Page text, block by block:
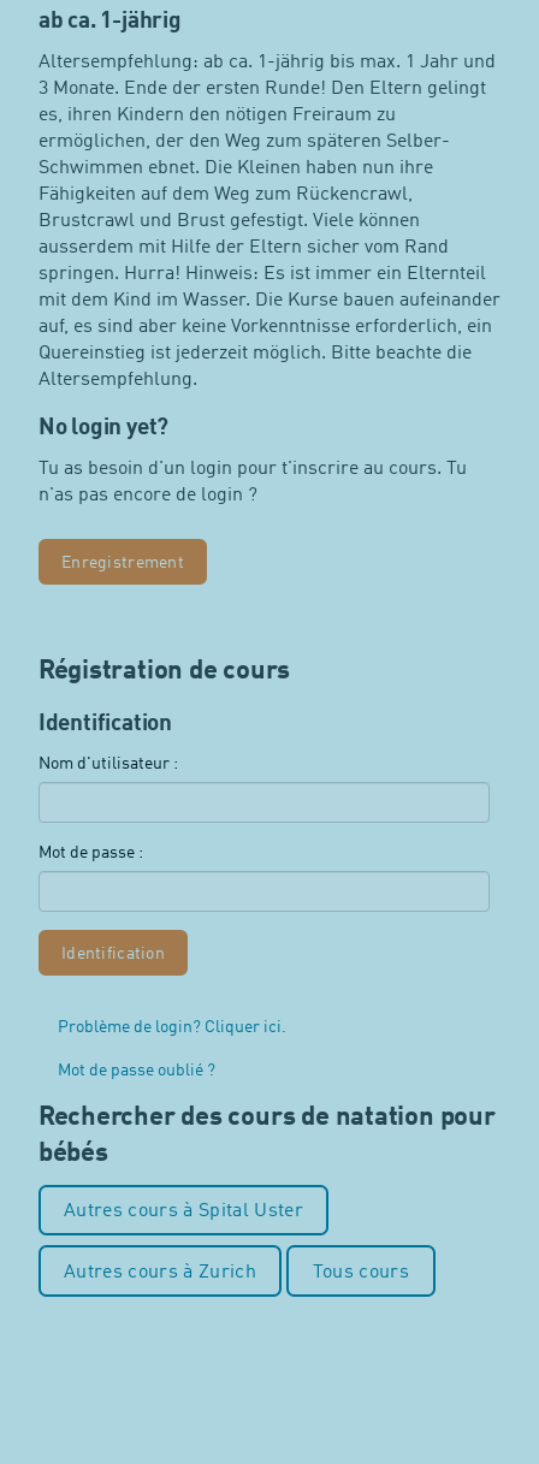
ab ca. 1-jährig
Altersempfehlung: ab ca. 1-jährig bis max. 1 Jahr und
3 Monate. Ende der ersten Runde! Den Eltern gelingt
es, ihren Kindern den nötigen Freiraum zu
ermöglichen, der den Weg zum späteren Selber-
Schwimmen ebnet. Die Kleinen haben nun ihre
Fähigkeiten auf dem Weg zum Rückencrawl,
Brustcrawl und Brust gefestigt. Viele können
ausserdem mit Hilfe der Eltern sicher vom Rand
springen. Hurra! Hinweis: Es ist immer ein Elternteil
mit dem Kind im Wasser. Die Kurse bauen aufeinander
auf, es sind aber keine Vorkenntnisse erforderlich, ein
Quereinstieg ist jederzeit möglich. Bitte beachte die
Altersempfehlung.
No login yet?
Tu as besoin d'un login pour t'inscrire au cours. Tu
n'as pas encore de login ?
Enregistrement
Régistration de cours
Identification
Nom d'utilisateur :
Mot de passe :
Problème de login? Cliquer ici.
Mot de passe oublié ?
Rechercher des cours de natation pour
bébés
Autres cours à Spital Uster
Autres cours à Zurich Tous cours